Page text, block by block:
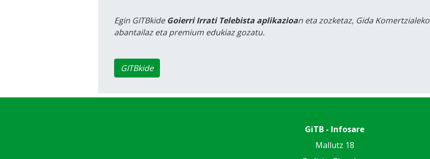
Egin GITBkide Goierri Irrati Telebista aplikazioan eta zozketaz, Gida Komertzialeko
abantailaz eta premium edukiaz gozatu.
GITBkide
GiTB - Infosare
Mallutz 18